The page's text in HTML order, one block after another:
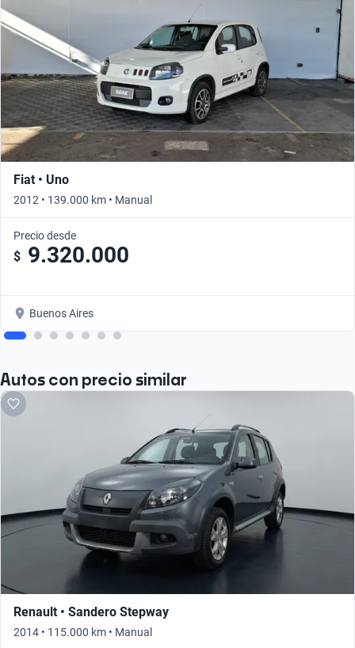
Fiat • Uno
2012 • 139.000 km • Manual
Precio desde
$ 9.320.000
Buenos Aires
Autos con precio similar
Renault • Sandero Stepway
2014 • 115.000 km • Manual